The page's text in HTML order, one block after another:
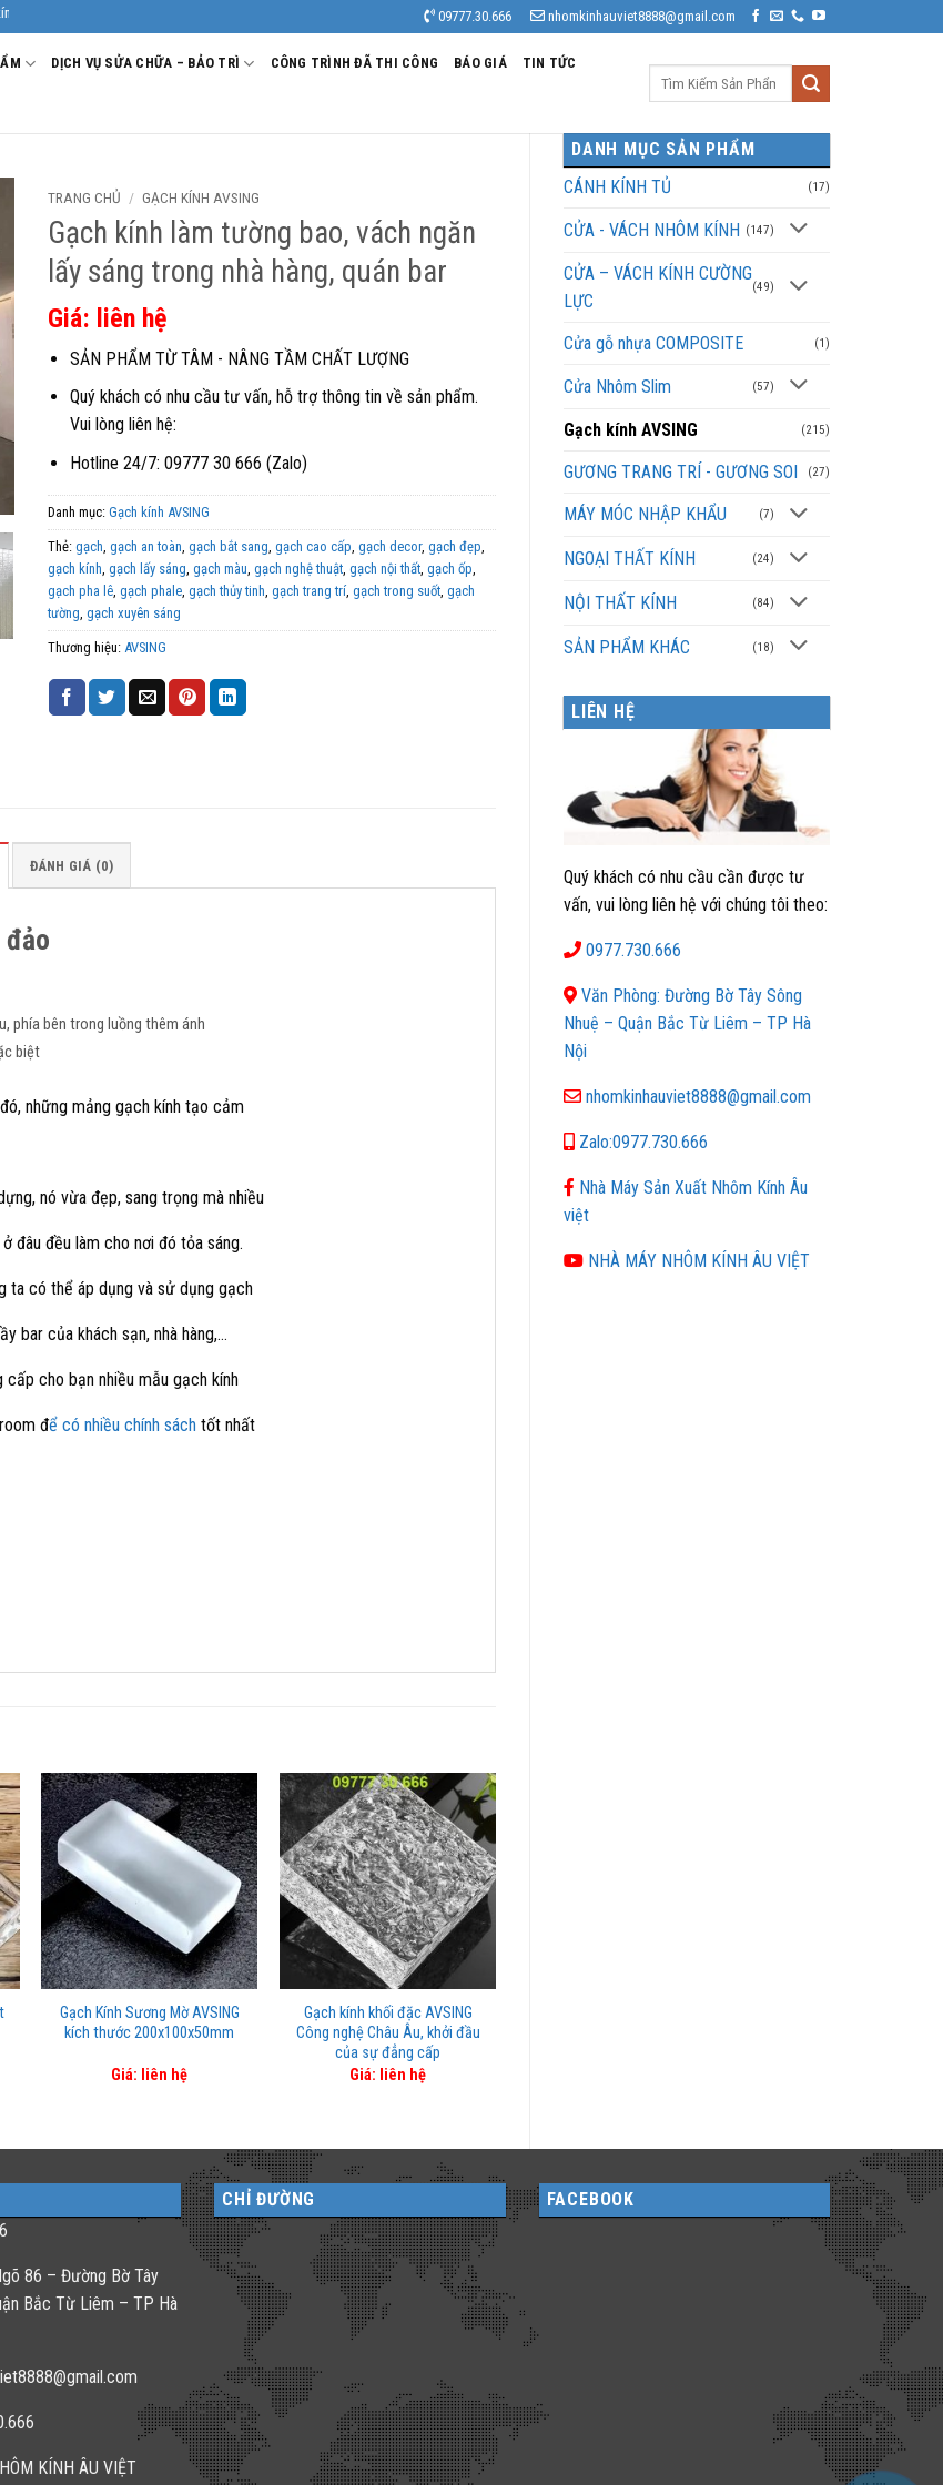
chất lượng. 09777.30.666 nhomkinhauviet8888@gmail.com
DỊCH VỤ SỬA CHỮA – BẢO TRÌ CÔNG TRÌNH ĐÃ THI CÔNG BÁO GIÁ TIN TỨC
DANH MỤC SẢN PHẨM
CÁNH KÍNH TỦ
(17)
CỬA - VÁCH NHÔM KÍNH (147)
CỬA – VÁCH KÍNH CƯỜNG
LỰC
(49)
Cửa gỗ nhựa COMPOSITE (1)
Cửa Nhôm Slim (57)
Gạch kính AVSING (215)
GƯƠNG TRANG TRÍ - GƯƠNG SOI (27)
MÁY MÓC NHẬP KHẨU (7)
NGOẠI THẤT KÍNH (24)
NỘI THẤT KÍNH (84)
SẢN PHẨM KHÁC (18)
LIÊN HỆ
Quý khách có nhu cầu cần được tư
vấn, vui lòng liên hệ với chúng tôi theo:
0977.730.666
Văn Phòng: Đường Bờ Tây Sông
Nhuệ – Quận Bắc Từ Liêm – TP Hà
Nội
nhomkinhauviet8888@gmail.com
Zalo:0977.730.666
Nhà Máy Sản Xuất Nhôm Kính Âu
việt
NHÀ MÁY NHÔM KÍNH ÂU VIỆT
TRANG CHỦ / GẠCH KÍNH AVSING
Gạch kính làm tường bao, vách ngăn
lấy sáng trong nhà hàng, quán bar
Giá: liên hệ
SẢN PHẨM TỪ TÂM - NÂNG TẦM CHẤT LƯỢNG
Quý khách có nhu cầu tư vấn, hỗ trợ thông tin về sản phẩm.
Vui lòng liên hệ:
Hotline 24/7: 09777 30 666 (Zalo)
Danh mục: Gạch kính AVSING
Thẻ: gạch gạch an toàn gạch bắt sang gạch cao cấp gạch decor, gạch đẹp
gạch kính gạch lấy sáng gạch màu gạch nghệ thuật, gạch nội thất, gạch ốp
gạch pha lê, gạch phale, gạch thủy tinh gạch trang trí, gạch trong suốt, gạch
tường gạch xuyên sáng
Thương hiệu: AVSING
ĐÁNH GIÁ (0)
đảo
phía bên trong luồng thêm ánh
biệt
những mảng gạch kính tạo cảm
nó vừa đẹp, sang trọng mà nhiều
đâu đều làm cho nơi đó tỏa sáng.
ta có thể áp dụng và sử dụng gạch
bar của khách sạn, nhà hàng,…
cấp cho bạn nhiều mẫu gạch kính
để có nhiều chính sách tốt nhất
Gạch Kính Sương Mờ AVSING
kích thước 200x100x50mm
Giá: liên hệ
Gạch kính khối đặc AVSING
Công nghệ Châu Âu, khởi đầu
của sự đẳng cấp
Giá: liên hệ
86 – Đường Bờ Tây
Bắc Từ Liêm – TP Hà
KÍNH ÂU VIỆT
CHỈ ĐƯỜNG FACEBOOK